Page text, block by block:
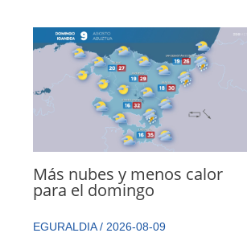
Más nubes y menos calor
para el domingo
EGURALDIA/ 2026-08-09